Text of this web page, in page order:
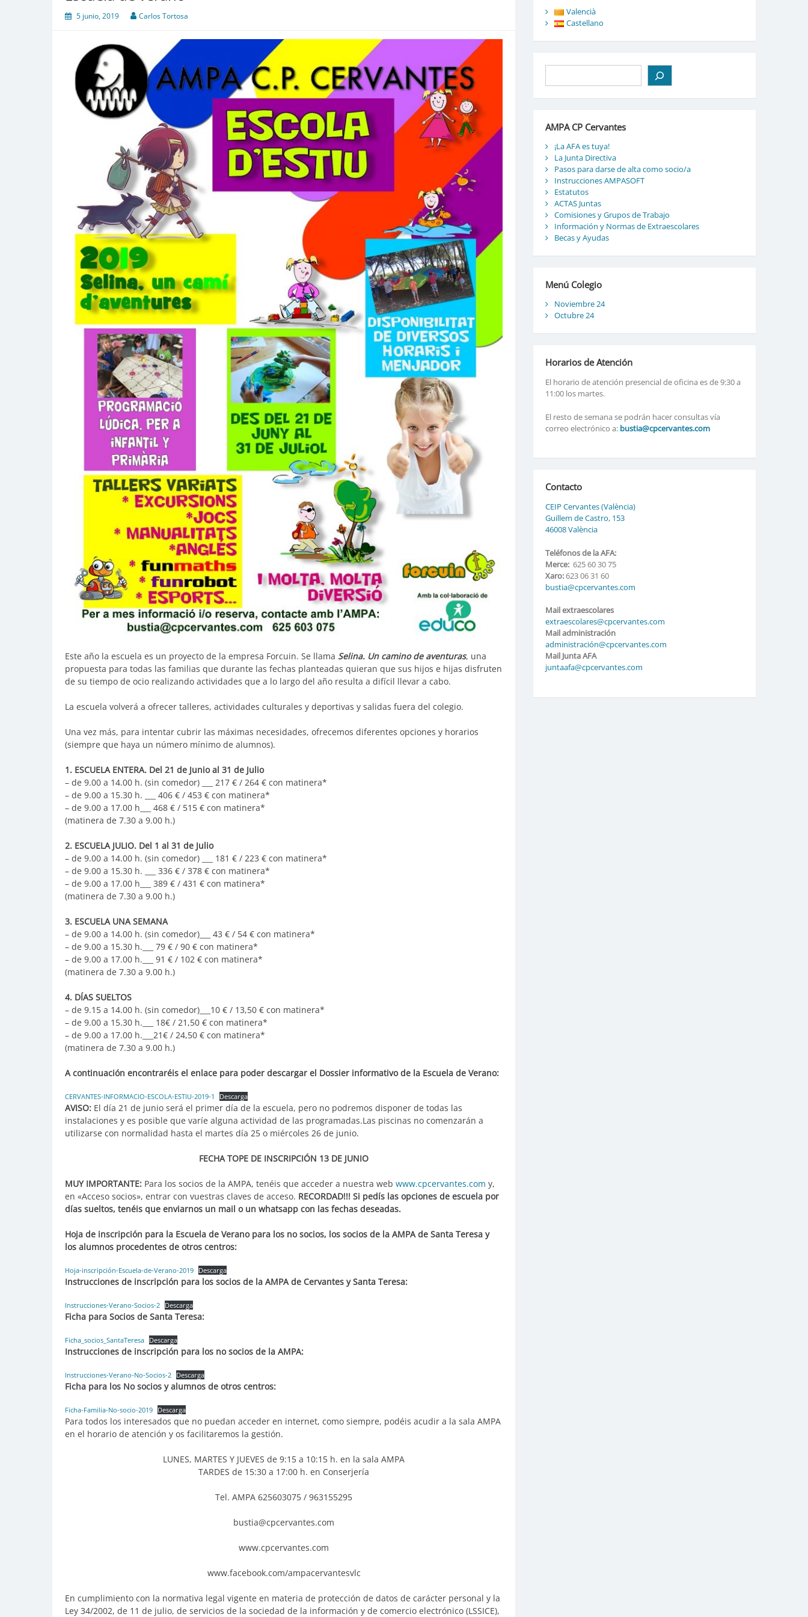
5 junio, 2019 Carlos Tortosa
Este año la escuela es un proyecto de la empresa Forcuin. Se llama Selina. Un camino de aventuras, una
propuesta para todas las familias que durante las fechas planteadas quieran que sus hijos e hijas disfruten
de su tiempo de ocio realizando actividades que a lo largo del año resulta a difícil llevar a cabo.
La escuela volverá a ofrecer talleres, actividades culturales y deportivas y salidas fuera del colegio.
Una vez más, para intentar cubrir las máximas necesidades, ofrecemos diferentes opciones y horarios
(siempre que haya un número mínimo de alumnos).
1. ESCUELA ENTERA. Del 21 de Junio al 31 de Julio
– de 9.00 a 14.00 h. (sin comedor) ___ 217 € / 264 € con matinera*
– de 9.00 a 15.30 h. ___ 406 € / 453 € con matinera*
– de 9.00 a 17.00 h___ 468 € / 515 € con matinera*
(matinera de 7.30 a 9.00 h.)
2. ESCUELA JULIO. Del 1 al 31 de Julio
– de 9.00 a 14.00 h. (sin comedor) ___ 181 € / 223 € con matinera*
– de 9.00 a 15.30 h. ___ 336 € / 378 € con matinera*
– de 9.00 a 17.00 h___ 389 € / 431 € con matinera*
(matinera de 7.30 a 9.00 h.)
3. ESCUELA UNA SEMANA
– de 9.00 a 14.00 h. (sin comedor)___ 43 € / 54 € con matinera*
– de 9.00 a 15.30 h.___ 79 € / 90 € con matinera*
– de 9.00 a 17.00 h.___ 91 € / 102 € con matinera*
(matinera de 7.30 a 9.00 h.)
4. DÍAS SUELTOS
– de 9.15 a 14.00 h. (sin comedor)___10 € / 13,50 € con matinera*
– de 9.00 a 15.30 h.___ 18€ / 21,50 € con matinera*
– de 9.00 a 17.00 h.___21€ / 24,50 € con matinera*
(matinera de 7.30 a 9.00 h.)
A continuación encontraréis el enlace para poder descargar el Dossier informativo de la Escuela de Verano:
CERVANTES-INFORMACIO-ESCOLA-ESTIU-2019-1 Descarga
AVISO: El día 21 de junio será el primer día de la escuela, pero no podremos disponer de todas las
instalaciones y es posible que varíe alguna actividad de las programadas.Las piscinas no comenzarán a
utilizarse con normalidad hasta el martes día 25 o miércoles 26 de junio.
FECHA TOPE DE INSCRIPCIÓN 13 DE JUNIO
MUY IMPORTANTE: Para los socios de la AMPA, tenéis que acceder a nuestra web www.cpcervantes.com y,
en «Acceso socios», entrar con vuestras claves de acceso. RECORDAD!!! Si pedís las opciones de escuela por
días sueltos, tenéis que enviarnos un mail o un whatsapp con las fechas deseadas.
Hoja de inscripción para la Escuela de Verano para los no socios, los socios de la AMPA de Santa Teresa y
los alumnos procedentes de otros centros:
Hoja-inscripción-Escuela-de-Verano-2019 Descarga
Instrucciones de inscripción para los socios de la AMPA de Cervantes y Santa Teresa:
Instrucciones-Verano-Socios-2 Descarga
Ficha para Socios de Santa Teresa:
Ficha_socios_SantaTeresa Descarga
Instrucciones de inscripción para los no socios de la AMPA:
Instrucciones-Verano-No-Socios-2 Descarga
Ficha para los No socios y alumnos de otros centros:
Ficha-Familia-No-socio-2019 Descarga
Para todos los interesados que no puedan acceder en internet, como siempre, podéis acudir a la sala AMPA
en el horario de atención y os facilitaremos la gestión.
LUNES, MARTES Y JUEVES de 9:15 a 10:15 h. en la sala AMPA
TARDES de 15:30 a 17:00 h. en Conserjería
Tel. AMPA 625603075 / 963155295
bustia@cpcervantes.com
www.cpcervantes.com
www.facebook.com/ampacervantesvlc
En cumplimiento con la normativa legal vigente en materia de protección de datos de carácter personal y la
Ley 34/2002, de 11 de julio, de servicios de la sociedad de la información y de comercio electrónico (LSSICE),
Valencià
Castellano
AMPA CP Cervantes
¡La AFA es tuya!
La Junta Directiva
Pasos para darse de alta como socio/a
Instrucciones AMPASOFT
Estatutos
ACTAS Juntas
Comisiones y Grupos de Trabajo
Información y Normas de Extraescolares
Becas y Ayudas
Menú Colegio
Noviembre 24
Octubre 24
Horarios de Atención
El horario de atención presencial de oficina es de 9:30 a
11:00 los martes.
El resto de semana se podrán hacer consultas vía
correo electrónico a: bustia@cpcervantes.com
Contacto
CEIP Cervantes (València)
Guillem de Castro, 153
46008 València
Teléfonos de la AFA:
Merce:625 60 30 75
Xaro:623 06 31 60
bustia@cpcervantes.com
Mail extraescolares
extraescolares@cpcervantes.com
Mail administración
administración@cpcervantes.com
Mail Junta AFA
juntaafa@cpcervantes.com